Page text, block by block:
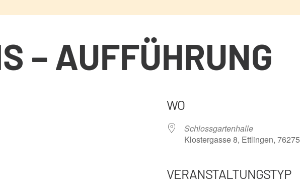
– AUFFÜHRUNG
WO
Schlossgartenhalle
Klostergasse 8, Ettlingen, 76275
VERANSTALTUNGSTYP